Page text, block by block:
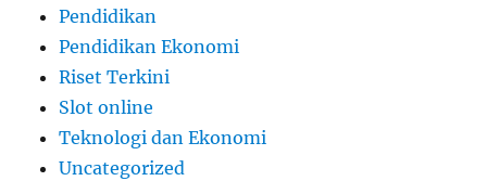
Pendidikan
Pendidikan Ekonomi
Riset Terkini
Slot online
Teknologi dan Ekonomi
Uncategorized